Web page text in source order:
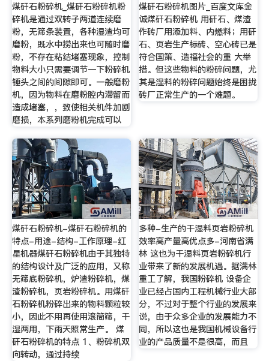
煤矸石粉碎机_煤矸石粉碎机粉
碎机是通过双转子两道连续磨
粉，无筛条装置，各种湿渣均可
磨粉，既水中捞出来也可随时磨
粉，不存在粘结堵塞现象，控制
物料大小只需要调节一下粉碎机
锤头之间的间隙即可。一般磨粉
机，因为物料在磨粉腔内滞留而
造成堵塞，，致使相关机件加剧
磨损，本系列磨粉机完成可以
煤矸石粉碎机图片_百度文库金
诚煤矸石粉碎机 用矸石、煤渣
作砖厂用添加料、内燃料；用矸
石、页岩生产标砖、空心砖已是
符合国策、造福社会的重 大举
措。但这些物料的粉碎问题，尤
其是湿料的粉碎问题始终是困拢
砖厂正常生产的一个难题。
煤矸石粉碎机-煤矸石粉碎机的
特点-用途-结构-工作原理-红
星机器煤矸石粉碎机由于其独特
的结构设计及广泛的应用，又称
无筛底粉碎机，炉渣粉碎机，煤
渣粉碎机，页岩粉碎机。用煤矸
石粉碎机粉碎出来的物料颗粒较
小，因此不用再使用滚筒筛，干
湿两用，下雨天照常生产。 煤
矸石粉碎机的特点 1、粉碎机双
向转动，通过持续
多种-生产的干湿料页岩粉碎机
效率高产量高优点多-河南省满
林 这也为干湿料页岩粉碎机行
业带来了新的发展机遇。据满林
重工了解，我国粉碎机 设备企
业已经占国内工程机械行业大部
分，不过对于整个行业的发展来
说，由于众多企业的发展能力不
同，所以这也是我国机械设备行
业的产品质量不是很高，而且